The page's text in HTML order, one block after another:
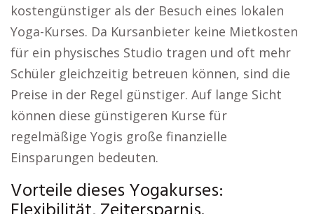
kostengünstiger als der Besuch eines lokalen
Yoga-Kurses. Da Kursanbieter keine Mietkosten
für ein physisches Studio tragen und oft mehr
Schüler gleichzeitig betreuen können, sind die
Preise in der Regel günstiger. Auf lange Sicht
können diese günstigeren Kurse für
regelmäßige Yogis große finanzielle
Einsparungen bedeuten.
Vorteile dieses Yogakurses: